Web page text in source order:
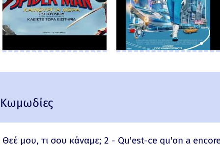
Κωμωδίες
Θεέ μου, τι σου κάναμε; 2 - Qu'est-ce qu'on a